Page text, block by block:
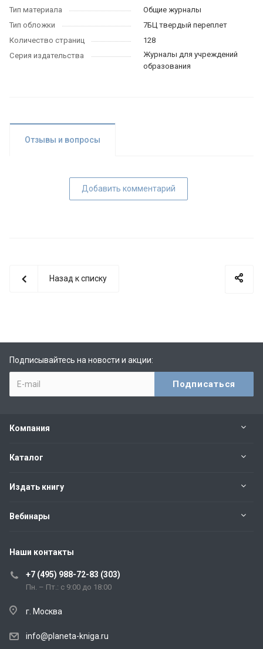
Тип материала
Общие журналы
Тип обложки
7БЦ твердый переплет
Количество страниц
128
Серия издательства
Журналы для учреждений
образования
Отзывы и вопросы
Добавить комментарий
Назад к списку
Подписывайтесь на новости и акции:
Компания
Каталог
Издать книгу
Вебинары
Наши контакты
+7 (495) 988-72-83 (303)
Пн. – Пт.: с 9:00 до 18:00
г. Москва
info@planeta-kniga.ru